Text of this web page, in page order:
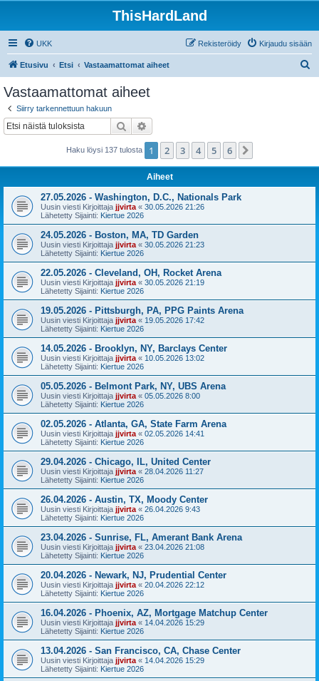
ThisHardLand
UKK Kirjaudu sisään
Rekisteröidy
Etusivu Etsi Vastaamattomat aiheet
Vastaamattomat aiheet
Siirry tarkennettuun hakuun
Etsi
Haku löysi 137 tulosta 1 2 3 4 5 6
Aiheet
27.05.2026 - Washington, D.C., Nationals Park
Uusin viesti Kirjoittaja jjvirta « 30.05.2026 21:26
Lähetetty Sijainti: Kiertue 2026
24.05.2026 - Boston, MA, TD Garden
Uusin viesti Kirjoittaja jjvirta « 30.05.2026 21:23
Lähetetty Sijainti: Kiertue 2026
22.05.2026 - Cleveland, OH, Rocket Arena
Uusin viesti Kirjoittaja jjvirta « 30.05.2026 21:19
Lähetetty Sijainti: Kiertue 2026
19.05.2026 - Pittsburgh, PA, PPG Paints Arena
Uusin viesti Kirjoittaja jjvirta « 19.05.2026 17:42
Lähetetty Sijainti: Kiertue 2026
14.05.2026 - Brooklyn, NY, Barclays Center
Uusin viesti Kirjoittaja jjvirta « 10.05.2026 13:02
Lähetetty Sijainti: Kiertue 2026
05.05.2026 - Belmont Park, NY, UBS Arena
Uusin viesti Kirjoittaja jjvirta « 05.05.2026 8:00
Lähetetty Sijainti: Kiertue 2026
02.05.2026 - Atlanta, GA, State Farm Arena
Uusin viesti Kirjoittaja jjvirta « 02.05.2026 14:41
Lähetetty Sijainti: Kiertue 2026
29.04.2026 - Chicago, IL, United Center
Uusin viesti Kirjoittaja jjvirta « 28.04.2026 11:27
Lähetetty Sijainti: Kiertue 2026
26.04.2026 - Austin, TX, Moody Center
Uusin viesti Kirjoittaja jjvirta « 26.04.2026 9:43
Lähetetty Sijainti: Kiertue 2026
23.04.2026 - Sunrise, FL, Amerant Bank Arena
Uusin viesti Kirjoittaja jjvirta « 23.04.2026 21:08
Lähetetty Sijainti: Kiertue 2026
20.04.2026 - Newark, NJ, Prudential Center
Uusin viesti Kirjoittaja jjvirta « 20.04.2026 22:12
Lähetetty Sijainti: Kiertue 2026
16.04.2026 - Phoenix, AZ, Mortgage Matchup Center
Uusin viesti Kirjoittaja jjvirta « 14.04.2026 15:29
Lähetetty Sijainti: Kiertue 2026
13.04.2026 - San Francisco, CA, Chase Center
Uusin viesti Kirjoittaja jjvirta « 14.04.2026 15:29
Lähetetty Sijainti: Kiertue 2026